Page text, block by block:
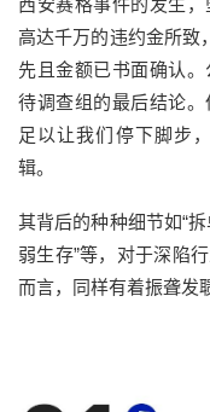
西安赛格事件的发生
高达千万的违约金所致
先且金额已书面确认。
待调查组的最后结论。
足以让我们停下脚步
辑。
其背后的种种细节如“
弱生存”等，对于深陷
而言，同样有着振聋发